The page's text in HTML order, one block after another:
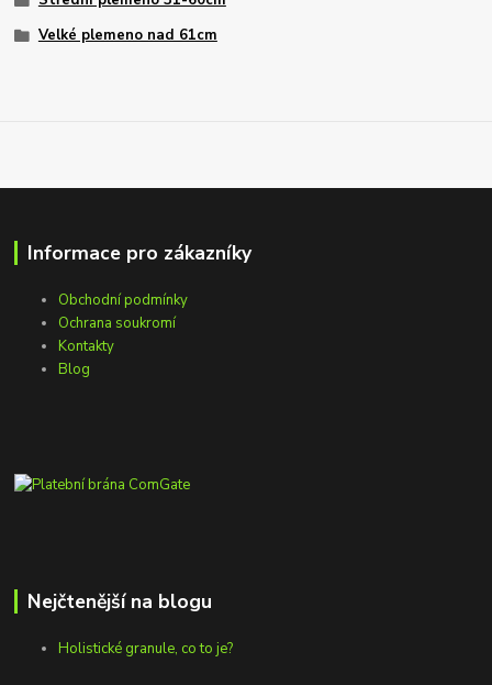
Velké plemeno nad 61cm
Informace pro zákazníky
Obchodní podmínky
Ochrana soukromí
Kontakty
Blog
Nejčtenější na blogu
Holistické granule, co to je?